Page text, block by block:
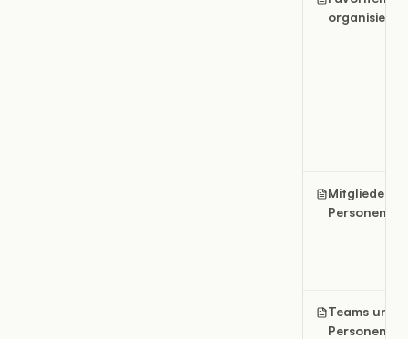
organisieren
Mitglieder
Personen
Teams unter
Personen